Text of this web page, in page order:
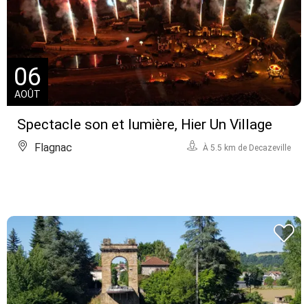
Spectacle son et lumière, Hier Un Village
06
AOÛT
Flagnac À 5.5 km de Decazeville